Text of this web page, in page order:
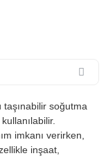
taşınabilir soğutma
imkanı verirken,
inşaat,